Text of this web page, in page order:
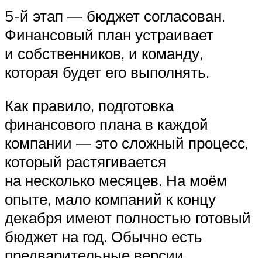
5-й этап — бюджет согласован.
Финансовый план устраивает
и собственников, и команду,
которая будет его выполнять.
Как правило, подготовка
финансового плана в каждой
компании — это сложный процесс,
который растягивается
на несколько месяцев. На моём
опыте, мало компаний к концу
декабря имеют полностью готовый
бюджет на год. Обычно есть